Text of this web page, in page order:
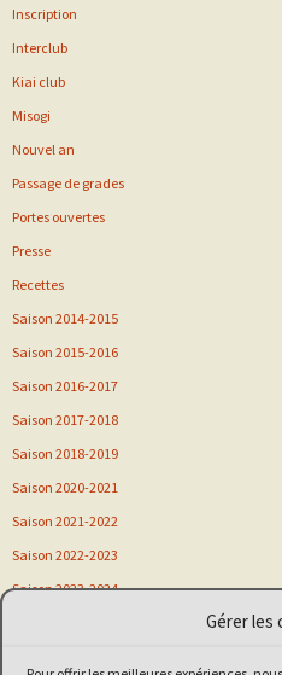
Gérer les
Inscription
Interclub
Kiai club
Misogi
Nouvel an
Passage de grades
Portes ouvertes
Presse
Recettes
Saison 2014-2015
Saison 2015-2016
Saison 2016-2017
Saison 2017-2018
Saison 2018-2019
Saison 2020-2021
Saison 2021-2022
Saison 2022-2023
Saison 2023-2024